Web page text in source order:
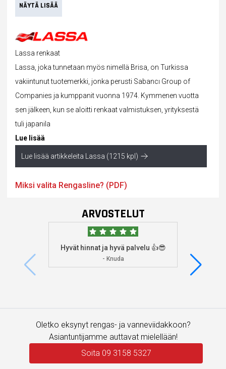
NÄYTÄ LISÄÄ
Lassa renkaat
Lassa, joka tunnetaan myös nimellä Brisa, on Turkissa
vakiintunut tuotemerkki, jonka perusti Sabancı Group of
Companies ja kumppanit vuonna 1974. Kymmenen vuotta
sen jälkeen, kun se aloitti renkaatvalmistuksen, yrityksestä
tuli japanila
Lue lisää
Lue lisää artikkeleita Lassa (1215 kpl)
Miksi valita Rengasline? (PDF)
ARVOSTELUT
Hyvät hinnat ja hyvä palvelu 👍😎
- Knuda
Oletko eksynyt rengas- ja vanneviidakkoon?
Asiantuntijamme auttavat mielellään!
Soita 09 3158 5327